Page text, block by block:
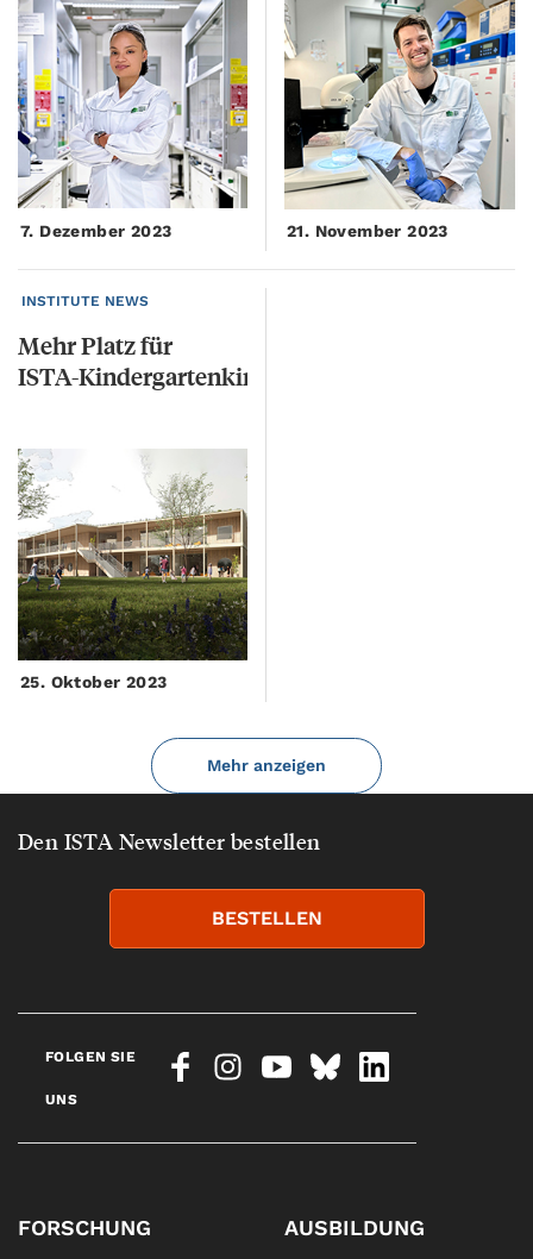
7. Dezember 2023 21. November 2023
INSTITUTE NEWS
MehrPlatzfür
ISTA-Kindergartenkinder
25. Oktober 2023
Mehr anzeigen
Den ISTA Newsletter bestellen
BESTELLEN
FOLGEN SIE
UNS
FORSCHUNG AUSBILDUNG